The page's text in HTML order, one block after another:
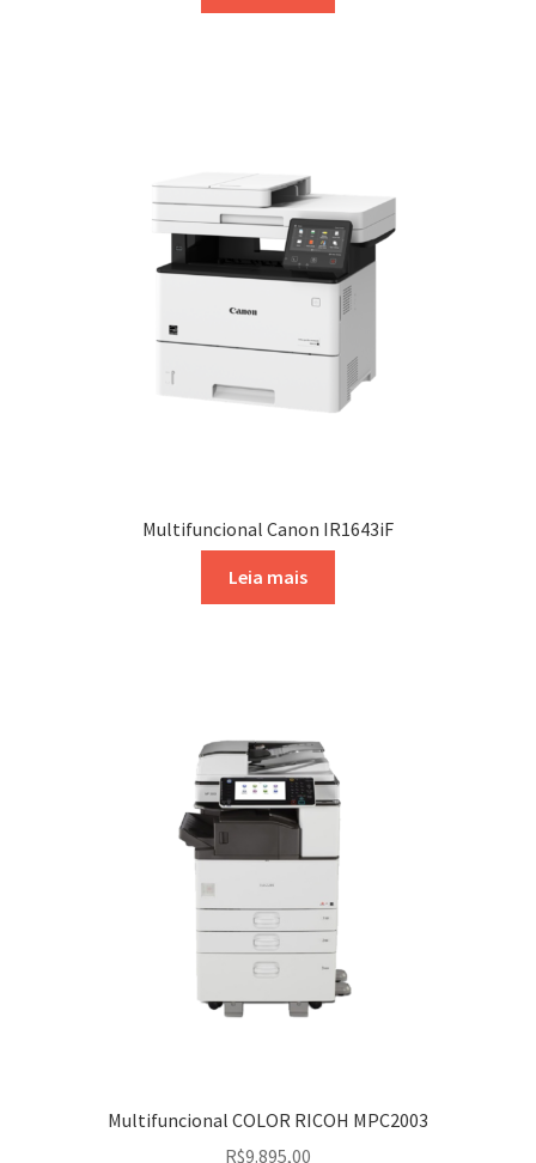
Multifuncional Canon IR1643iF
Leia mais
Multifuncional COLOR RICOH MPC2003
R$9.895,00